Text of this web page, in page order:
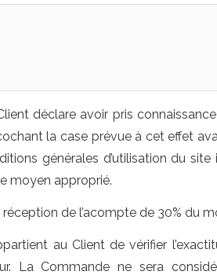
déclare avoir pris
la case prévue à cet effet
générales d’utilisation du
moyen approprié.
réception de l’acompte de 30% du
au Client de vérifier
La Commande ne sera